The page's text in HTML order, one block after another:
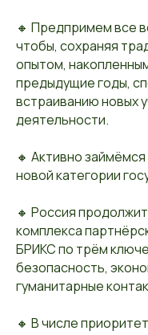
🔸 Предпримем все
чтобы, сохраняя
опытом,
предыдущие годы,
встраиванию новых
деятельности.
🔸 Активно
новой категории
🔸 Россия
комплекса
БРИКС по трём
безопасность,
гуманитарные
🔸 В числе